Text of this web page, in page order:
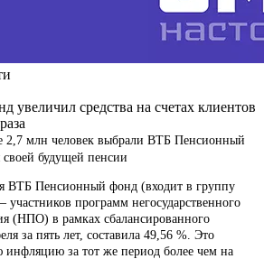
средства на счетах клиентов
2,7 млн человек выбрали ВТБ Пенсионный
будущей пенсии
ВТБ Пенсионный фонд (входит в группу
участников программ негосударственного
(НПО) в рамках сбалансированного
за пять лет, составила 49,56 %. Это
за тот же период более чем на